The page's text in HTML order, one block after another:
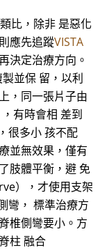
比，除非 是惡化
應先追蹤VISTA
決定治療方向。
並保 留，以利
，同一張片子由
有時會相 差到
很多小 孩不配
並無效果，僅有
肢體平衡，避 免
），才使用支架
彎， 標準治療方
椎側彎要小。方
柱 融合